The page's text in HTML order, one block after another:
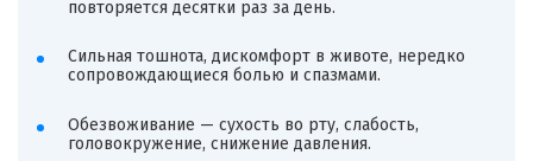
повторяется десятки раз за день.
Сильная тошнота, дискомфорт в животе, нередко
сопровождающиеся болью и спазмами.
Обезвоживание — сухость во рту, слабость,
головокружение, снижение давления.